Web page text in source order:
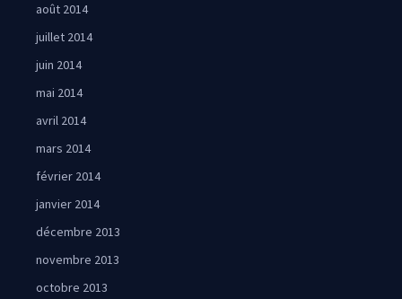
août 2014
juillet 2014
juin 2014
mai 2014
avril 2014
mars 2014
février 2014
janvier 2014
décembre 2013
novembre 2013
octobre 2013